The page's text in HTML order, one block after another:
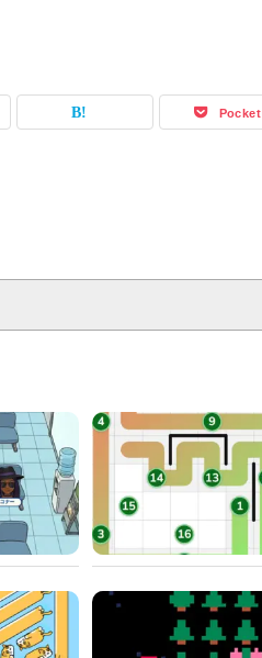
Pocket